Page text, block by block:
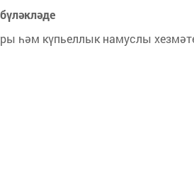
һәм күпьеллык намуслы